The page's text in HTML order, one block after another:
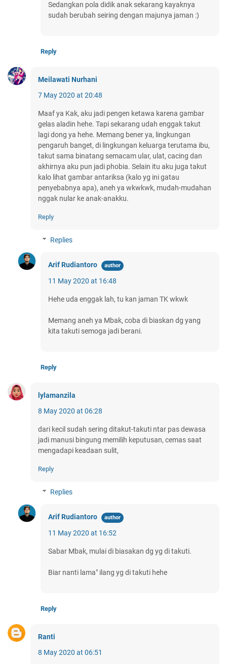
Sedangkan pola didik anak sekarang kayaknya
sudah berubah seiring dengan majunya jaman :)
Reply
Meilawati Nurhani
7 May 2020 at 20:48
Maaf ya Kak, aku jadi pengen ketawa karena gambar
gelas aladin hehe. Tapi sekarang udah enggak takut
lagi dong ya hehe. Memang bener ya, lingkungan
pengaruh banget, di lingkungan keluarga terutama ibu,
takut sama binatang semacam ular, ulat, cacing dan
akhirnya aku pun jadi phobia. Selain itu aku juga takut
kalo lihat gambar antariksa (kalo yg ini gatau
penyebabnya apa), aneh ya wkwkwk, mudah-mudahan
nggak nular ke anak-anakku.
Reply
Replies
Arif Rudiantoro
11 May 2020 at 16:48
Hehe uda enggak lah, tu kan jaman TK wkwk
Memang aneh ya Mbak, coba di biaskan dg yang
kita takuti semoga jadi berani.
Reply
lylamanzila
8 May 2020 at 06:28
dari kecil sudah sering ditakut-takuti ntar pas dewasa
jadi manusi bingung memilih keputusan, cemas saat
mengadapi keadaan sulit,
Reply
Replies
Arif Rudiantoro
11 May 2020 at 16:52
Sabar Mbak, mulai di biasakan dg yg di takuti.
Biar nanti lama" ilang yg di takuti hehe
Reply
Ranti
8 May 2020 at 06:51